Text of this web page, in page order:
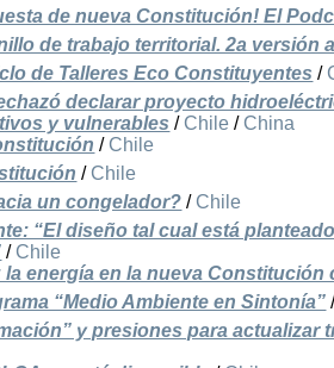
de nueva Constitución! El
de trabajo territorial. 2a versión
de Talleres Eco Constituyentes /
declarar proyecto
y vulnerables / Chile / China
/ Chile
/ Chile
un congelador? / Chile
“El diseño tal cual está
/ Chile
energía en la nueva Constitución
“Medio Ambiente en Sintonía”
y presiones para actualizar